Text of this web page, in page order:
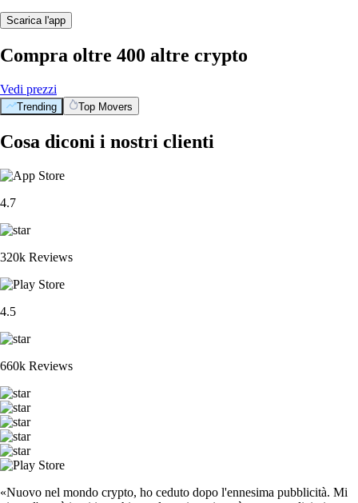
Scarica l'app
Compra oltre 400 altre crypto
Vedi prezzi
Trending Top Movers
Cosa diconi i nostri clienti
4.7
320k Reviews
4.5
660k Reviews
«Nuovo nel mondo crypto, ho ceduto dopo l'ennesima pubblicità. Mi